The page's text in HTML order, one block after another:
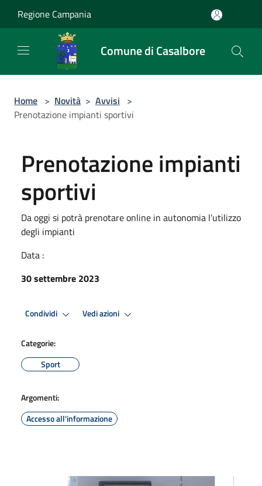
Regione Campania
Comune di Casalbore
Home > Novità > Avvisi >
Prenotazione impianti sportivi
Prenotazione impianti
sportivi
Da oggi si potrà prenotare online in autonomia l’utilizzo
degli impianti
Data :
30 settembre 2023
Condividi Vedi azioni
Categorie:
Sport
Argomenti:
Accesso all'informazione